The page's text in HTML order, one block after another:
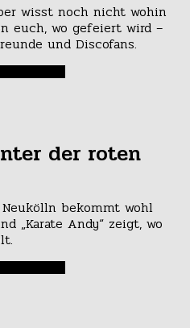
wisst noch nicht wohin
euch, wo gefeiert wird –
und Discofans.
der roten
bekommt wohl
„Karate Andy“ zeigt, wo